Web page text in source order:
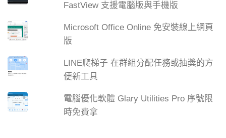
FastView 支援電腦版與手機版
Microsoft Office Online 免安裝線上網頁
版
LINE爬梯子 在群組分配任務或抽獎的方
便新工具
電腦優化軟體 Glary Utilities Pro 序號限
時免費拿